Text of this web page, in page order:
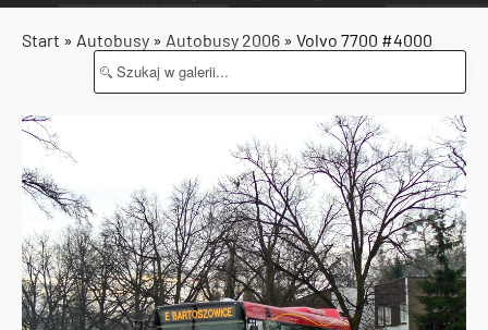
Start » Autobusy » Autobusy 2006 » Volvo 7700 #4000